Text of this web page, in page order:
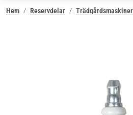
Hem Reservdelar Trädgårdsmaskiner